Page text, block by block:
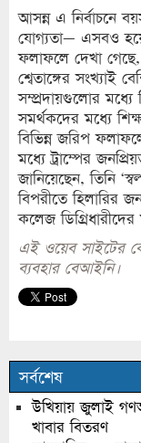
আসন্ন এ নির্বাচনে
যোগ্যতা— এসবও হয়ে
ফলাফলে দেখা
শ্বেতাঙ্গের সংখ্যাই
সম্প্রদায়গুলোর মধ্যে
সমর্থকদের মধ্যে
বিভিন্ন জরিপ
মধ্যে ট্রাম্পের
জানিয়েছেন, তিনি
বিপরীতে হিলারির
কলেজ ডিগ্রিধারীদের
এই ওয়েব সাইটের
ব্যবহার বেআইনি।
সর্বশেষ
উখিয়ায় জুলাই
খাবার বিতরণ